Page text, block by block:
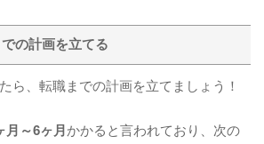
の計画を立てる
ら、転職までの計画を立てましょう！
月～6ヶ月 かかると言われており、次の